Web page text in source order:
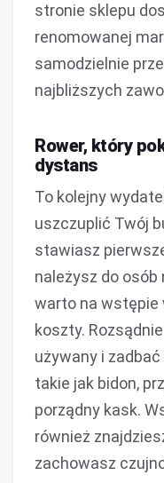
stronie sklepu
renomowanej
samodzielnie
najbliższych
Rower, który
dystans
To kolejny
uszczuplić Twój
stawiasz
należysz do osób
warto na wstępie
koszty.
używany i
takie jak bidon,
porządny kask.
również
zachowasz